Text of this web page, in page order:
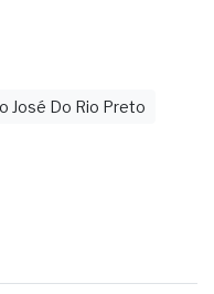
José Do Rio Preto